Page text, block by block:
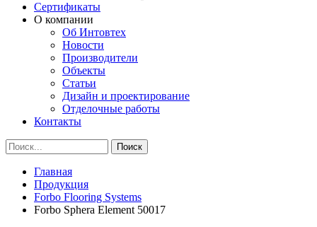
Сертификаты
О компании
Об Интовтех
Новости
Производители
Объекты
Статьи
Дизайн и проектирование
Отделочные работы
Контакты
Главная
Продукция
Forbo Flooring Systems
Forbo Sphera Element 50017